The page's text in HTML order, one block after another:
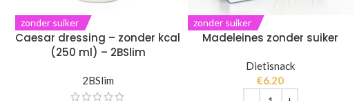
zonder suiker
Caesar dressing – zonder kcal
(250 ml) – 2BSlim
2BSlim
zonder suiker
Madeleines zonder suiker
Dietisnack
€6.20